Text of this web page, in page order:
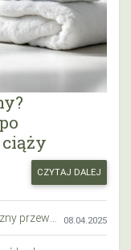
CZYTAJ DALEJ
08.04.2025